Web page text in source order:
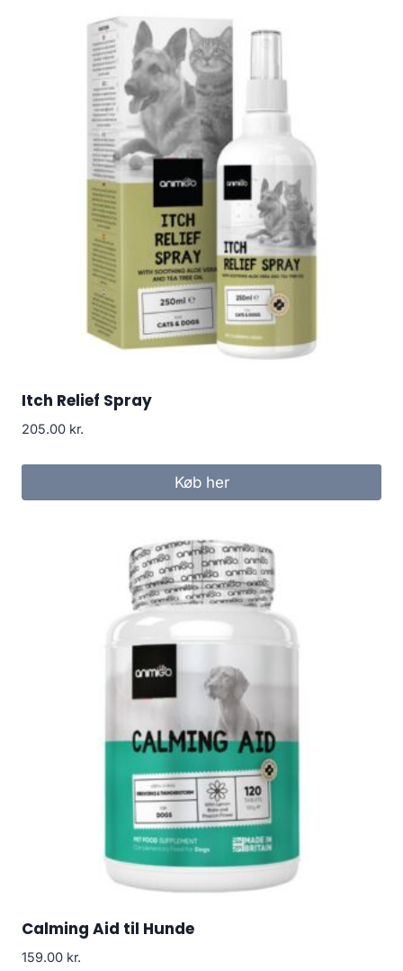
Itch Relief Spray
205.00 kr.
Køb her
Calming Aid til Hunde
159.00 kr.